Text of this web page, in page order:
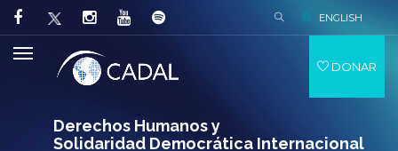
Derechos Humanos y
Solidaridad Democrática Internacional
ENGLISH
DONAR